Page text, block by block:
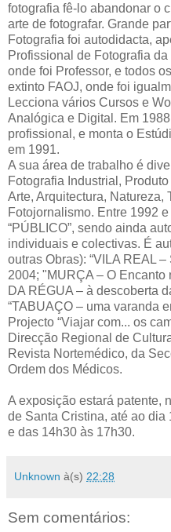
fotografia fê-lo abandonar o
arte de fotografar. Grande
Fotografia foi autodidacta,
Profissional de Fotografia
onde foi Professor, e todos
extinto FAOJ, onde foi
Lecciona vários Cursos e
Analógica e Digital. Em
profissional, e monta o
em 1991.
A sua área de trabalho é
Fotografia Industrial,
Arte, Arquitectura, Natureza,
Fotojornalismo. Entre 1992
“PÚBLICO”, sendo ainda
individuais e colectivas. É
outras Obras): “VILA REAL
2004; "MURÇA – O Encanto
DA RÉGUA – à descoberta
“TABUAÇO – uma varanda
Projecto “Viajar com... os
Direcção Regional de
Revista Nortemédico, da
Ordem dos Médicos.
A exposição estará patente,
de Santa Cristina, até ao
e das 14h30 às 17h30.
Unknown à(s) 22:28
Sem comentários: